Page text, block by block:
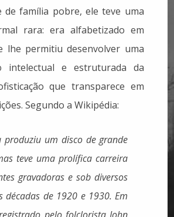
de família pobre, ele teve uma
rara: era alfabetizado em
lhe permitiu desenvolver uma
intelectual e estruturada da
que transparece em
Segundo a Wikipédia:
produziu um disco de grande
teve uma prolífica carreira
gravadoras e sob diversos
décadas de 1920 e 1930. Em